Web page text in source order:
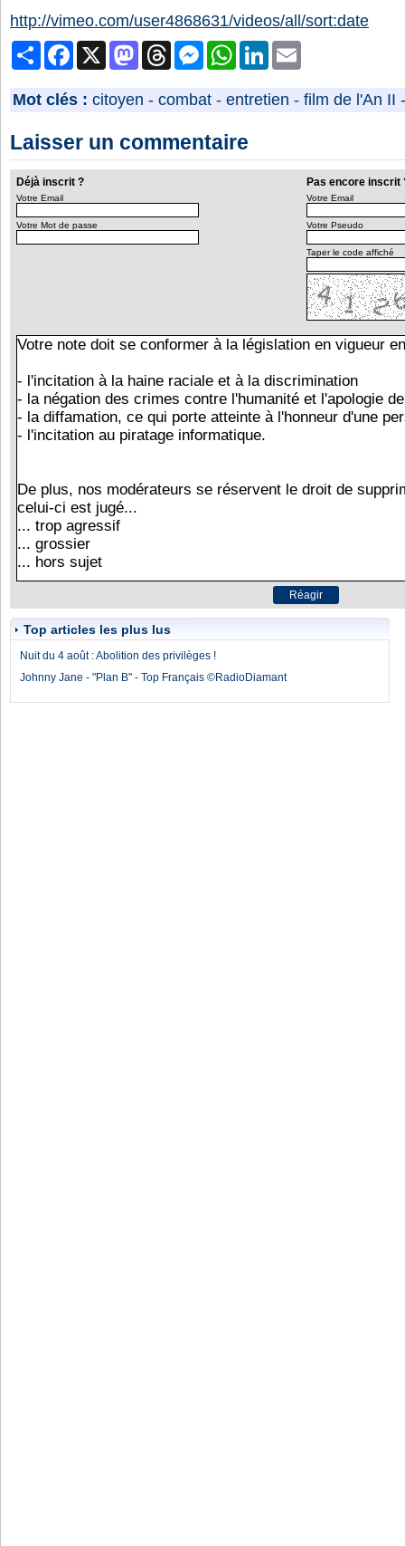
http://vimeo.com/user4868631/videos/all/sort:date
PartagerFacebook MastodonThreads MessengerWhatsAppLinkedIn
Mot clés : citoyen - combat - entretien - film de l'An II
Laisser un commentaire
Déjà inscrit ? Pas encore inscrit
Votre Email
Votre Mot de passe
Votre Email
Votre Pseudo
Taper le code affiché
Top articles les plus lus
Nuit du 4 août : Abolition des privilèges !
Johnny Jane - "Plan B" - Top Français ©RadioDiamant